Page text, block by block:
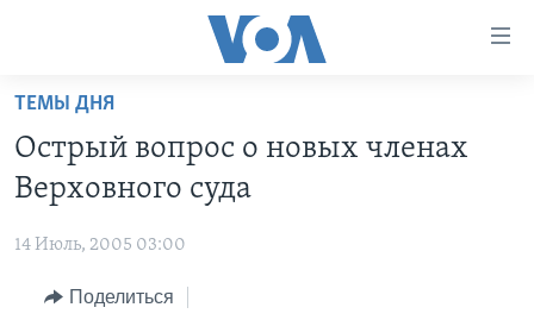
Перейти
основной
контент
Перейти
навигации
ПРОГРАММЫ
НОВОСТИ ЗА МИНУТУ
ИТОГИ
ПРОЕКТЫ
УЧИМ АНГЛИЙСКИЙ
НАША АМЕРИКАНСКАЯ ИСТОРИЯ
ЭКСПЕРТИЗА
ИНТЕРВЬЮ
ТЕМЫ ДНЯ
Острый вопрос о новых членах
Верховного суда
14 Июль, 2005 03:00
Поделиться